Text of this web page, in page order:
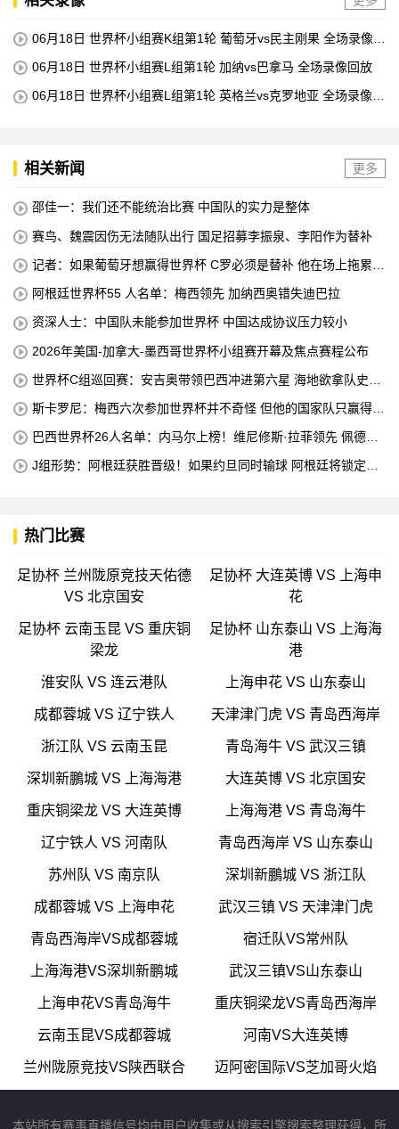
06月18日 世界杯小组赛K组第1轮 葡萄牙vs民主刚果 全场录像回
06月18日 世界杯小组赛L组第1轮 加纳vs巴拿马 全场录像回放
06月18日 世界杯小组赛L组第1轮 英格兰vs克罗地亚 全场录像回
相关新闻 更多
邵佳一：我们还不能统治比赛 中国队的实力是整体
赛鸟、魏震因伤无法随队出行 国足招募李振泉、李阳作为替补
记者：如果葡萄牙想赢得世界杯 C罗必须是替补 他在场上拖累了
阿根廷世界杯55 人名单：梅西领先 加纳西奥错失迪巴拉
资深人士：中国队未能参加世界杯 中国达成协议压力较小
2026年美国-加拿大-墨西哥世界杯小组赛开幕及焦点赛程公布
世界杯C组巡回赛：安吉奥带领巴西冲进第六星 海地欲拿队史首
斯卡罗尼：梅西六次参加世界杯并不奇怪 但他的国家队只赢得了
巴西世界杯26人名单：内马尔上榜！维尼修斯·拉菲领先 佩德罗
J组形势：阿根廷获胜晋级！如果约旦同时输球 阿根廷将锁定榜
热门比赛
足协杯 兰州陇原竞技天佑德
VS 北京国安
足协杯 大连英博 VS 上海申
花
足协杯 云南玉昆 VS 重庆铜
梁龙
足协杯 山东泰山 VS 上海海
港
淮安队 VS 连云港队 上海申花 VS 山东泰山
成都蓉城 VS 辽宁铁人 天津津门虎 VS 青岛西海岸
浙江队 VS 云南玉昆 青岛海牛 VS 武汉三镇
深圳新鵬城 VS 上海海港 大连英博 VS 北京国安
重庆铜梁龙 VS 大连英博 上海海港 VS 青岛海牛
辽宁铁人 VS 河南队 青岛西海岸 VS 山东泰山
苏州队 VS 南京队 深圳新鵬城 VS 浙江队
成都蓉城 VS 上海申花 武汉三镇 VS 天津津门虎
青岛西海岸VS成都蓉城 宿迁队VS常州队
上海海港VS深圳新鹏城 武汉三镇VS山东泰山
上海申花VS青岛海牛 重庆铜梁龙VS青岛西海岸
云南玉昆VS成都蓉城 河南VS大连英博
兰州陇原竞技VS陕西联合 迈阿密国际VS芝加哥火焰
本站所有赛事直播信号均由用户收集或从搜索引擎搜索整理获得，所